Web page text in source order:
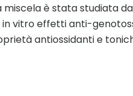
è stata studiata
vitro effetti anti-
antiossidanti e